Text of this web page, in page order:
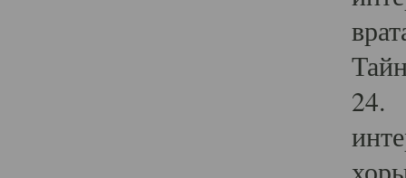
24.